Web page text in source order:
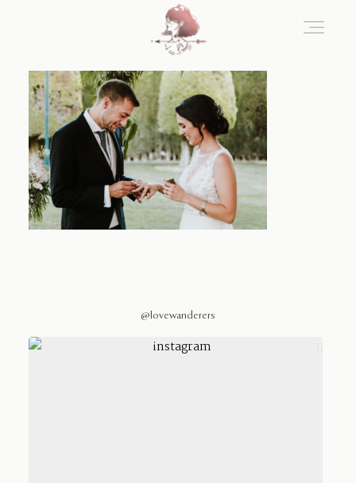
@lovewanderers
Home
Blog
Sobre Nosotros